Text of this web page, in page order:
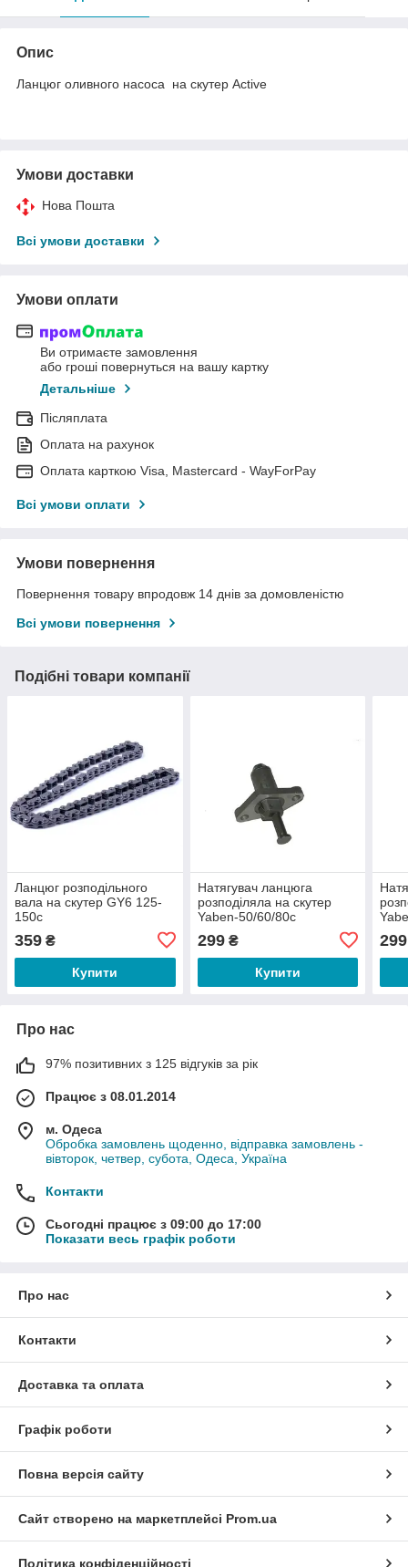
Опис
Ланцюг оливного насоса на скутер Active
Умови доставки
Нова Пошта
Всі умови доставки
Умови оплати
Ви отримаєте замовлення
або гроші повернуться на вашу картку
Детальніше
Післяплата
Оплата на рахунок
Оплата карткою Visa, Mastercard - WayForPay
Всі умови оплати
Умови повернення
Повернення товару впродовж 14 днів за домовленістю
Всі умови повернення
Подібні товари компанії
Ланцюг розподільного
вала на скутер GY6 125-
150c
359 ₴
Купити
Натягувач ланцюга
розподіляла на скутер
Yaben-50/60/80c
299₴
Купити
299
Про нас
97% позитивних з 125 відгуків за рік
Працює з 08.01.2014
м. Одеса
Обробка замовлень щоденно, відправка замовлень -
вівторок, четвер, субота, Одеса, Україна
Контакти
Сьогодні працює з 09:00 до 17:00
Показати весь графік роботи
Про нас
Контакти
Доставка та оплата
Графік роботи
Повна версія сайту
Сайт створено на маркетплейсі Prom.ua
Політика конфіденційності